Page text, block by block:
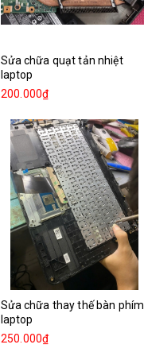
Sửa chữa quạt tản nhiệt
laptop
200.000₫
Sửa chữa thay thế bàn phím
laptop
250.000₫